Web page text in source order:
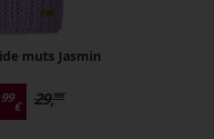
muts Jasmin
99
€ 29,99€